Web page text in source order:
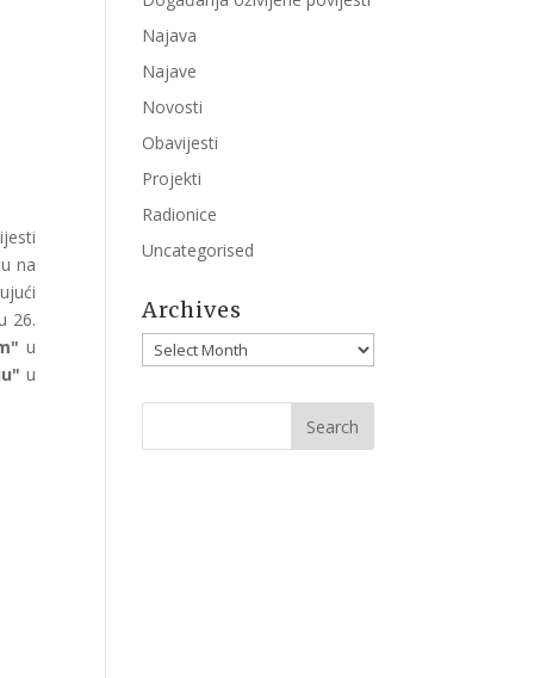
na
26.
u
u
Najava
Najave
Novosti
Obavijesti
Projekti
Radionice
Uncategorised
Archives
Archives